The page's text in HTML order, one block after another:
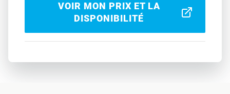
VOIR MON PRIX ET LA
DISPONIBILITÉ